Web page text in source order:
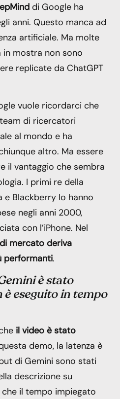
di Google ha
anni. Questo manca ad
artificiale. Ma molte
in mostra non sono
replicate da ChatGPT
vuole ricordarci che
di ricercatori
al mondo e ha
altro. Ma essere
il vantaggio che sembra
I primi re della
e Blackberry lo hanno
negli anni 2000,
con l’iPhone. Nel
mercato deriva
performanti.
è stato
eseguito in tempo
il video è stato
demo, la latenza è
di Gemini sono stati
descrizione su
che il tempo impiegato